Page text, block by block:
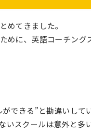
めてきました。
めに、英語コーチング
できる”と勘違いして
いスクールは意外と多